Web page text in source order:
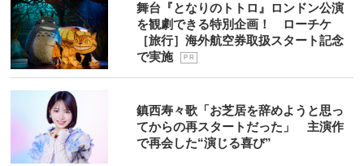
舞台『となりのトトロ』ロンドン公演
を観劇できる特別企画！ ローチケ
［旅行］海外航空券取扱スタート記念
で実施
P R
鎮西寿々歌「お芝居を辞めようと思っ
てからの再スタートだった」 主演作
で再会した“演じる喜び”